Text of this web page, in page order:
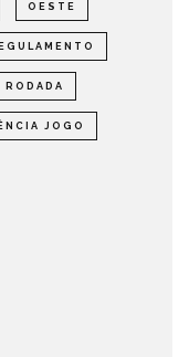
OESTE
RODADA
JOGO